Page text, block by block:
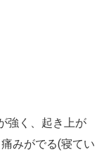
強く、起き上が
みがでる(寝てい